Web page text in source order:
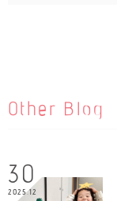
Other Blog
30
2025.12